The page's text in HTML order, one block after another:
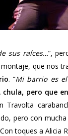
sus raíces…”,
que nos
. “Mi barrio es
pero que
Travolta
pero con
toques a Alicia